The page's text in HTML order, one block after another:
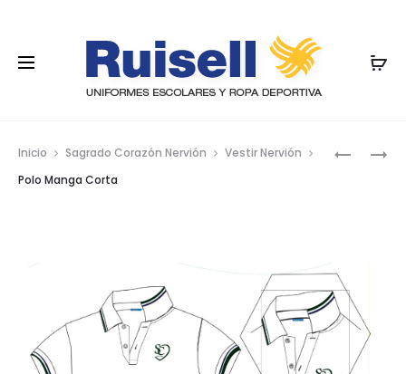
FORRO
Inicio Sagrado Corazón Nervión
Vestir Nervión
Polo Manga Corta